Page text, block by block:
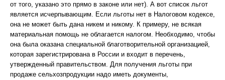
от того, указано это прямо в законе или нет). А вот список льгот
является исчерпывающим. Если льготы нет в Налоговом кодексе,
она не может быть дана никем и никому. К примеру, не всякая
материальная помощь не облагается налогом. Необходимо, чтобы
она была оказана специальной благотворительной организацией,
которая зарегистрирована в России и входит в перечень,
утвержденный правительством. Для получения льготы при
продаже сельхозпродукции надо иметь документы,